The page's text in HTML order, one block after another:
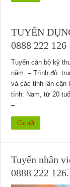
TUYỂN
0888 222 126
Tuyển cán bộ kỹ
năm. – Trình độ:
và các tỉnh lân cận
tính: Nam, từ 20
– …
Chi tiết
Tuyển nhân
0888 222 126.